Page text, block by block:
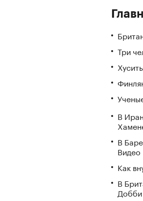
Три
В
В
Видео
Как
В
Добби